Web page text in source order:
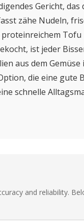
Gericht, das
zähe Nudeln,
proteinreichem Tofu
ist jeder
aus dem Gemüse
die eine gute
schnelle
and reliability.